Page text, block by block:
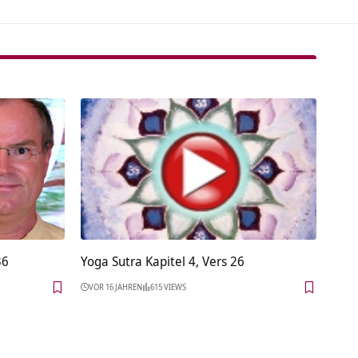
Yoga Sutra Kapitel 4, Vers 26
VOR 16 JAHREN 615 VIEWS